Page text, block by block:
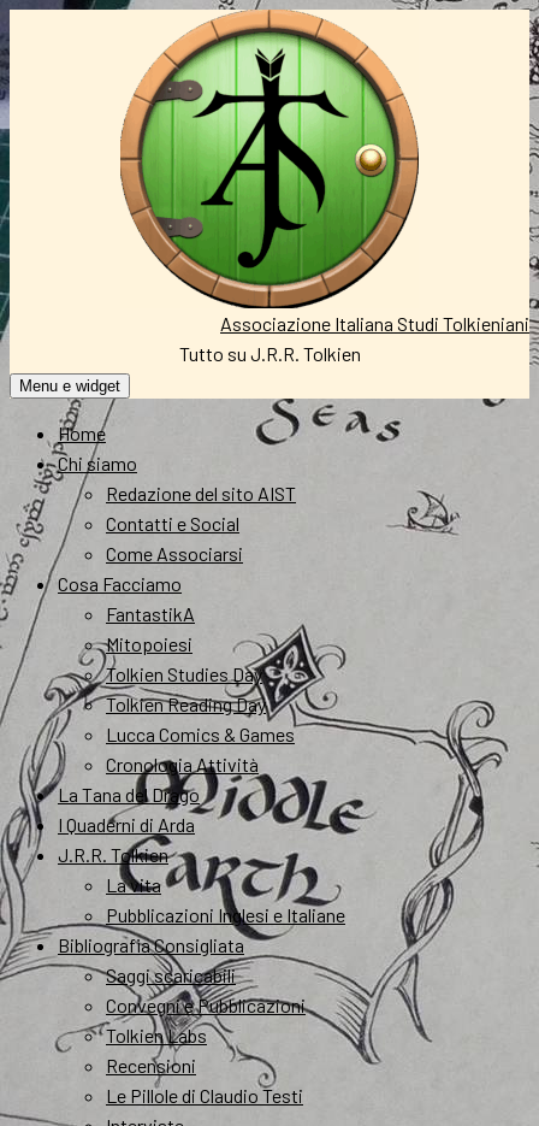
al
contenuto
Associazione Italiana Studi Tolkieniani
Tutto su J.R.R. Tolkien
Menu e widget
Home
Chi siamo
Redazione del sito AIST
Contatti e Social
Come Associarsi
Cosa Facciamo
FantastikA
Mitopoiesi
Tolkien Studies Day
Tolkien Reading Day
Lucca Comics & Games
Cronologia Attività
La Tana del Drago
I Quaderni di Arda
J.R.R. Tolkien
La vita
Pubblicazioni Inglesi e Italiane
Bibliografia Consigliata
Saggi scaricabili
Convegni e Pubblicazioni
Tolkien Labs
Recensioni
Le Pillole di Claudio Testi